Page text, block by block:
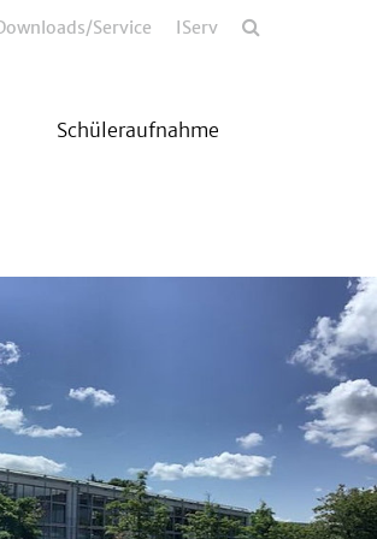
Service IServ
Schüleraufnahme